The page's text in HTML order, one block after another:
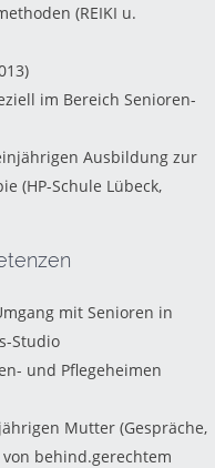
(REIKI u.
im Bereich Senioren-
Ausbildung zur
(HP-Schule Lübeck,
mit Senioren in
Studio
und Pflegeheimen
Mutter (Gespräche,
behind.gerechtem